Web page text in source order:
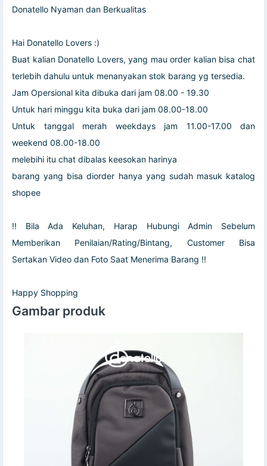
Donatello Nyaman dan Berkualitas
Hai Donatello Lovers :)
Buat kalian Donatello Lovers, yang mau order kalian bisa chat
terlebih dahulu untuk menanyakan stok barang yg tersedia.
Jam Opersional kita dibuka dari jam 08.00 - 19.30
Untuk hari minggu kita buka dari jam 08.00-18.00
Untuk tanggal merah weekdays jam 11.00-17.00 dan
weekend 08.00-18.00
melebihi itu chat dibalas keesokan harinya
barang yang bisa diorder hanya yang sudah masuk katalog
shopee
!! Bila Ada Keluhan, Harap Hubungi Admin Sebelum
Memberikan Penilaian/Rating/Bintang, Customer Bisa
Sertakan Video dan Foto Saat Menerima Barang !!
Happy Shopping
Gambar produk